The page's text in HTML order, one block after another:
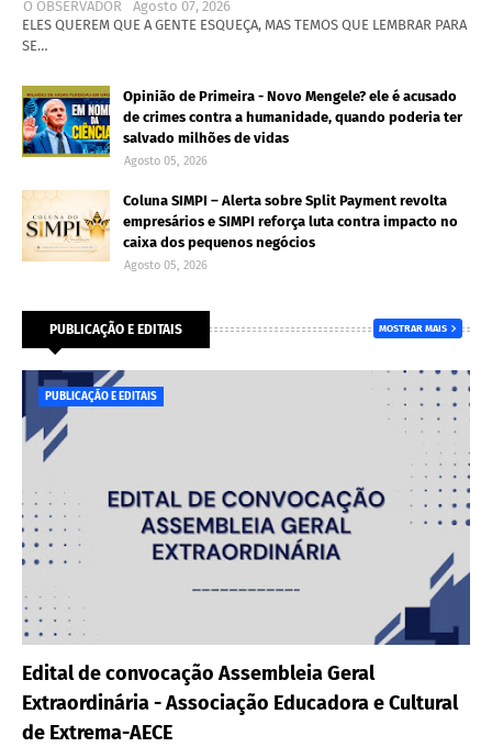
O OBSERVADOR
Agosto 07, 2026
ELES QUEREM QUE A GENTE ESQUEÇA, MAS TEMOS QUE LEMBRAR PARA
SE…
Opinião de Primeira - Novo Mengele? ele é acusado
de crimes contra a humanidade, quando poderia ter
salvado milhões de vidas
Agosto 05, 2026
Coluna SIMPI – Alerta sobre Split Payment revolta
empresários e SIMPI reforça luta contra impacto no
caixa dos pequenos negócios
Agosto 05, 2026
PUBLICAÇÃO E EDITAIS MOSTRAR MAIS
PUBLICAÇÃO E EDITAIS
Edital de convocação Assembleia Geral
Extraordinária - Associação Educadora e Cultural
de Extrema-AECE